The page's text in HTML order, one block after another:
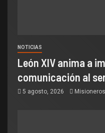
NOTICIAS
León XIV anima a
comunicación al
5 agosto, 2026 Misioneros